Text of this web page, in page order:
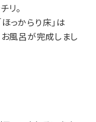
リ。
っからり床」は
お風呂が完成しまし